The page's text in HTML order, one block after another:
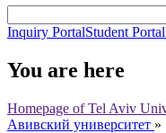
Inquiry PortalStudent Portal
You are here
Homepage of Tel Aviv
Авивский университет »